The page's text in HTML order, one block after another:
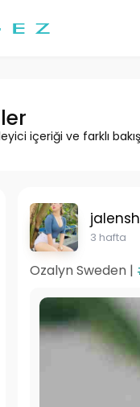
içeriği ve farklı
3 hafta
Ozalyn Sweden |